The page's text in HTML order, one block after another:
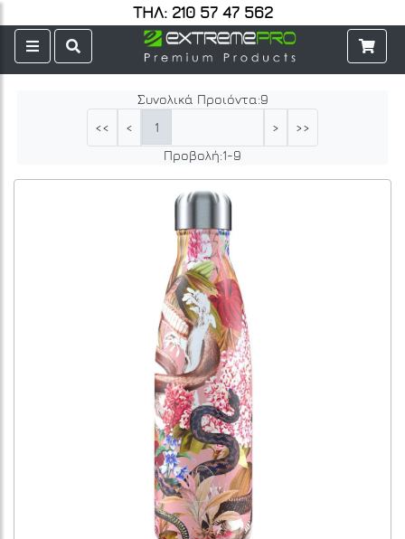
ΤΗΛ: 210 57 47 562
Συνολικά Προιόντα:9
<<
< 1 >
>>
Προβολή:1-9